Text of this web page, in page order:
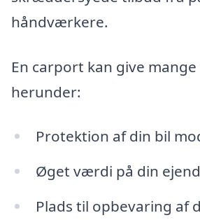
håndværkere.
En carport kan give
herunder:
Protektion af din bil
Øget værdi på din
Plads til opbevaring af